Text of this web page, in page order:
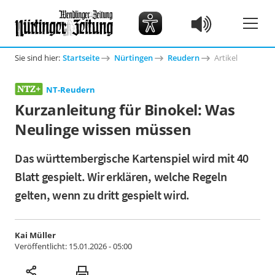
Sie sind hier: Startseite Nürtingen Reudern Artikel
NT-Reudern
Kurzanleitung für Binokel: Was
Neulinge wissen müssen
Das württembergische Kartenspiel wird mit 40
Blatt gespielt. Wir erklären, welche Regeln
gelten, wenn zu dritt gespielt wird.
Kai Müller
Veröffentlicht: 15.01.2026 - 05:00